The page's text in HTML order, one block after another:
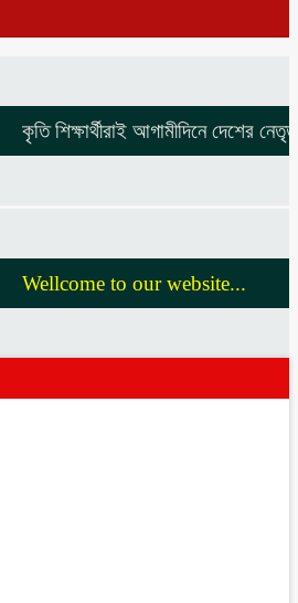
কৃতি শিক্ষার্থীরাই আগামীদিনে দেশের নেতৃত্ব
Wellcome to our website...